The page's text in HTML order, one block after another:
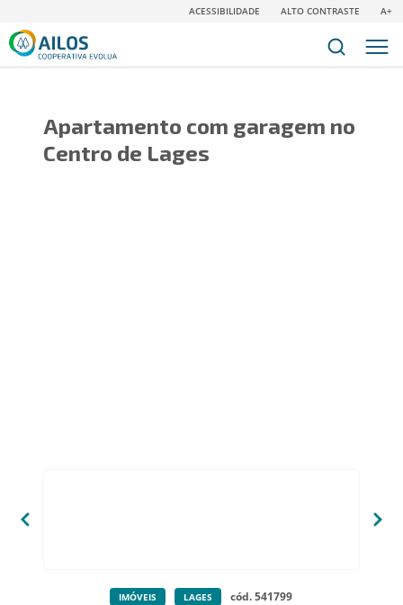
ACESSIBILIDADE ALTO CONTRASTE A+
Apartamento com garagem no
Centro de Lages
IMÓVEIS LAGES cód. 541799